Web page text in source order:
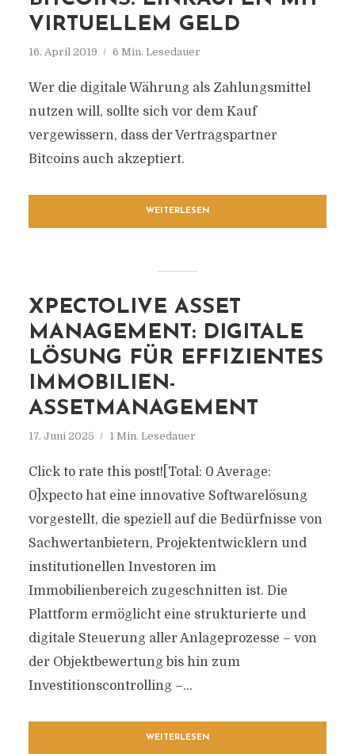
VIRTUELLEM GELD
16. April 2019 6 Min. Lesedauer
Wer die digitale Währung als Zahlungsmittel
nutzen will, sollte sich vor dem Kauf
vergewissern, dass der Vertragspartner
Bitcoins auch akzeptiert.
WEITERLESEN
XPECTOLIVE ASSET
MANAGEMENT: DIGITALE
LÖSUNG FÜR EFFIZIENTES
IMMOBILIEN-
ASSETMANAGEMENT
17. Juni 2025 1 Min. Lesedauer
Click to rate this post![Total: 0 Average:
0]xpecto hat eine innovative Softwarelösung
vorgestellt, die speziell auf die Bedürfnisse von
Sachwertanbietern, Projektentwicklern und
institutionellen Investoren im
Immobilienbereich zugeschnitten ist. Die
Plattform ermöglicht eine strukturierte und
digitale Steuerung aller Anlageprozesse – von
der Objektbewertung bis hin zum
Investitionscontrolling –...
WEITERLESEN